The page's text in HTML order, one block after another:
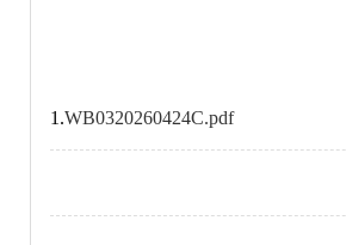
1.WB0320260424C.pdf